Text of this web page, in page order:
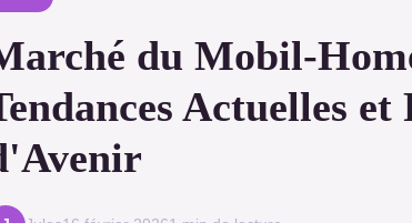
du Mobil-
Actuelles et